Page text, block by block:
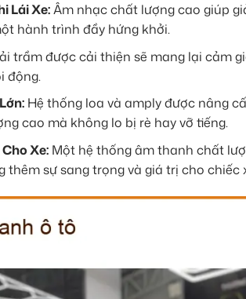
Lái Xe:Âm nhạc chất lượng cao giúp
hành trình đầy hứng khởi.
trầm được cải thiện sẽ mang lại cảm
động.
Hệ thống loa và amply được nâng
cao mà không lo bị rè hay vỡ tiếng.
Xe: Một hệ thống âm thanh chất
thêm sự sang trọng và giá trị cho chiếc